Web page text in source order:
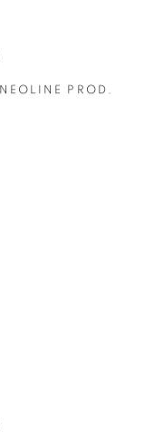
PROD.